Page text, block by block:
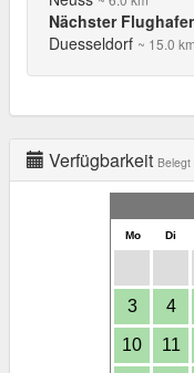
Nächster
Duesseldorf ~ 15.0 km
Verfügbarkeit
Mo Di
3 4
10 11